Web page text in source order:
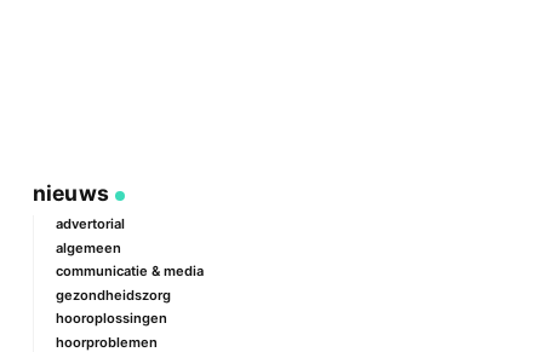
nieuws
advertorial
algemeen
communicatie & media
gezondheidszorg
hooroplossingen
hoorproblemen